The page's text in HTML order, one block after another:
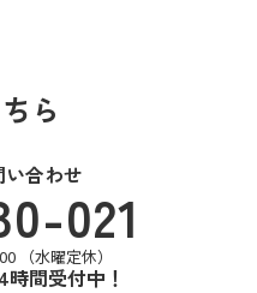
ら
合わせ
021
（水曜定休）
間受付中！